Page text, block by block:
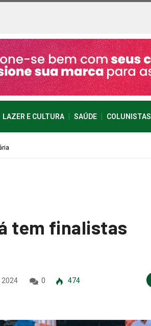
LAZER E CULTURA SAÚDE COLUNISTAS
tem finalistas
2024 0 474